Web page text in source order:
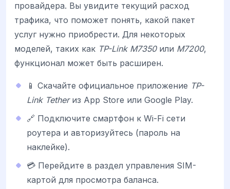
провайдера. Вы увидите текущий расход
трафика, что поможет понять, какой пакет
услуг нужно приобрести. Для некоторых
моделей, таких как TP-Link M7350или M7200,
функционал может быть расширен.
📱 Скачайте официальное приложение TP-
Link Tetherиз App Store или Google Play.
🔗 Подключите смартфон к Wi-Fi сети
роутера и авторизуйтесь (пароль на
наклейке).
💳 Перейдите в раздел управления SIM-
картой для просмотра баланса.